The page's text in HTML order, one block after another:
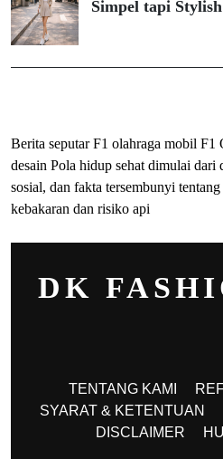
Simpel tapi Stylish
Berita seputar F1 olahraga mobil F1
desain Pola hidup sehat dimulai dari
sosial, dan fakta tersembunyi
kebakaran dan risiko api
DK
TENTANG KAMI
SYARAT & KETENTUAN
DISCLAIMER